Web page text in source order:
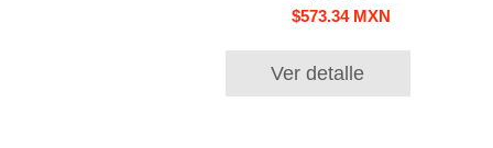
$573.34 MXN
Ver detalle